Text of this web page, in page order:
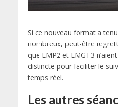
Si ce nouveau format a
nombreux, peut-être
que LMP2 et LMGT3
distincte pour faciliter le
temps réel.
Les autres